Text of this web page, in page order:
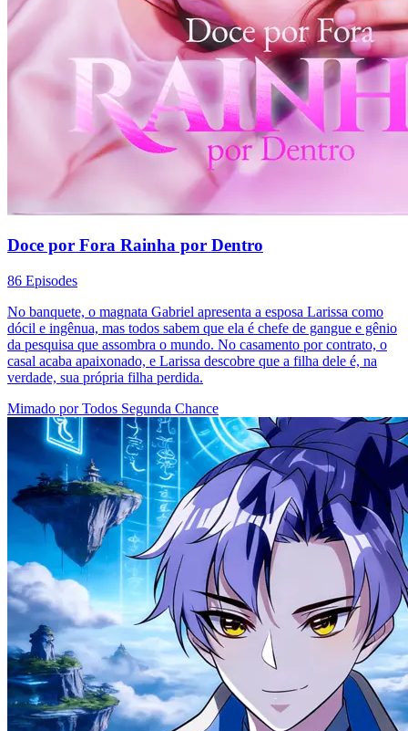
Doce por Fora Rainha por Dentro
86 Episodes
No banquete, o magnata Gabriel apresenta a esposa Larissa como
dócil e ingênua, mas todos sabem que ela é chefe de gangue e gênio
da pesquisa que assombra o mundo. No casamento por contrato, o
casal acaba apaixonado, e Larissa descobre que a filha dele é, na
verdade, sua própria filha perdida.
Mimado por Todos Segunda Chance